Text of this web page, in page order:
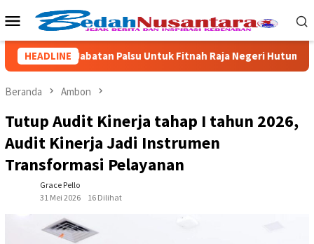
ke
Menu
Mobile
HEADLINE
Pakai Jabatan Palsu Untuk Fitnah Raja Negeri Hutumuri
Beranda Ambon
Tutup Audit Kinerja tahap I tahun 2026,
Audit Kinerja Jadi Instrumen
Transformasi Pelayanan
Grace Pello
31 Mei 2026
16 Dilihat